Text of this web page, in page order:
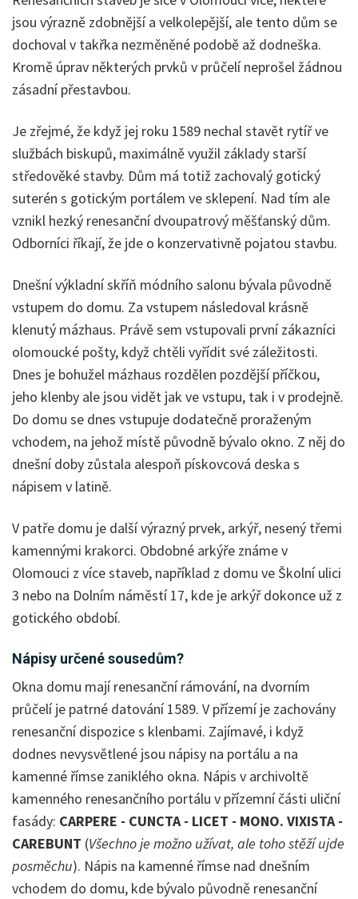
jsou výrazně zdobnější a velkolepější, ale tento dům se
dochoval v takřka nezměněné podobě až dodneška.
Kromě úprav některých prvků v průčelí neprošel žádnou
zásadní přestavbou.
Je zřejmé, že když jej roku 1589 nechal stavět rytíř ve
službách biskupů, maximálně využil základy starší
středověké stavby. Dům má totiž zachovalý gotický
suterén s gotickým portálem ve sklepení. Nad tím ale
vznikl hezký renesanční dvoupatrový měšťanský dům.
Odborníci říkají, že jde o konzervativně pojatou stavbu.
Dnešní výkladní skříň módního salonu bývala původně
vstupem do domu. Za vstupem následoval krásně
klenutý mázhaus. Právě sem vstupovali první zákazníci
olomoucké pošty, když chtěli vyřídit své záležitosti.
Dnes je bohužel mázhaus rozdělen pozdější příčkou,
jeho klenby ale jsou vidět jak ve vstupu, tak i v prodejně.
Do domu se dnes vstupuje dodatečně proraženým
vchodem, na jehož místě původně bývalo okno. Z něj do
dnešní doby zůstala alespoň pískovcová deska s
nápisem v latině.
V patře domu je další výrazný prvek, arkýř, nesený třemi
kamennými krakorci. Obdobné arkýře známe v
Olomouci z více staveb, například z domu ve Školní ulici
3 nebo na Dolním náměstí 17, kde je arkýř dokonce už z
gotického období.
Nápisy určené sousedům?
Okna domu mají renesanční rámování, na dvorním
průčelí je patrné datování 1589. V přízemí je zachovány
renesanční dispozice s klenbami. Zajímavé, i když
dodnes nevysvětlené jsou nápisy na portálu a na
kamenné římse zaniklého okna. Nápis v archivoltě
kamenného renesančního portálu v přízemní části uliční
fasády: CARPERE - CUNCTA - LICET - MONO. VIXISTA -
CAREBUNT (Všechno je možno užívat, ale toho stěží ujde
posměchu). Nápis na kamenné římse nad dnešním
vchodem do domu, kde bývalo původně renesanční